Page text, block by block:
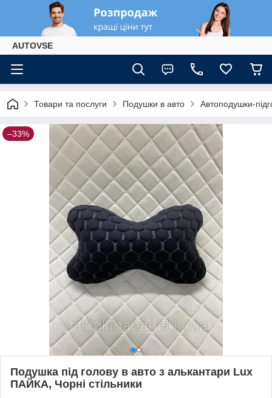
AUTOVSE
Товари та послуги Подушки в авто Автоподушки-
–33%
Подушка під голову в авто з алькантари Lux
ПАЙКА, Чорні стільники